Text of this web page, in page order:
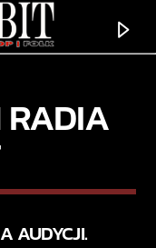
AUDYCJI.